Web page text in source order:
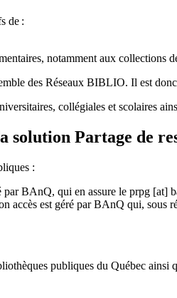
de :
notamment aux collections
des Réseaux BIBLIO. Il est donc
collégiales et scolaires
solution Partage de
:
par BAnQ, qui en assure le prpg [at]
accès est géré par BAnQ qui,
publiques du Québec ainsi